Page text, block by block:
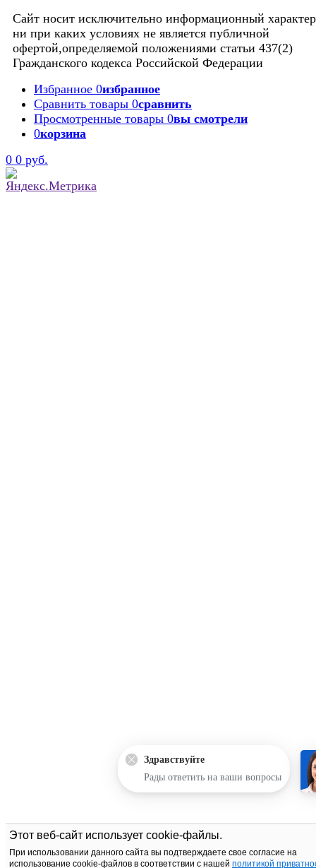
Этот веб-сайт использует cookie-файлы.
При использовании данного сайта вы подтверждаете свое согласие на
использование cookie-файлов в соответствии с нашей политикой
Сайт носит исключительно информационный
ни при каких условиях не является публичной
офертой,определяемой положениями статьи 437(2)
Гражданского кодекса Российской Федерации
Избранное 0избранное
Сравнить товары 0сравнить
Просмотренные товары 0вы смотрели
0корзина
0 0 руб.
Здравствуйте
Рады ответить на ваши вопросы